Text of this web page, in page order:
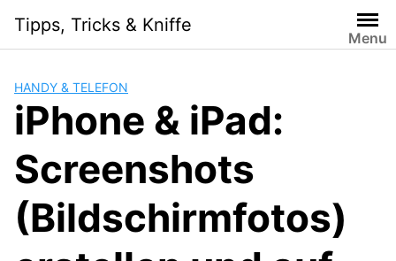
content
Tipps, Tricks & Kniffe
Menu
HANDY & TELEFON
iPhone & iPad:
Screenshots
(Bildschirmfotos)